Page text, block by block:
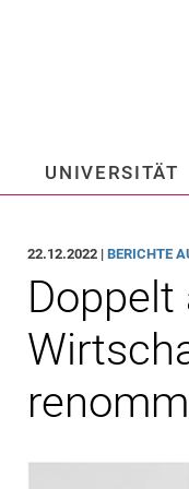
UNIVERSITÄT
22.12.2022 |BERICHTE